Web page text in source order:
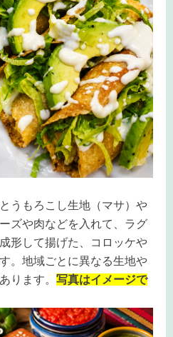
うもろこし生地（マサ）や
ズや肉などを入れて、ラグ
形して揚げた、コロッケや
。地域ごとに異なる生地や
ります。 写真はイメージで